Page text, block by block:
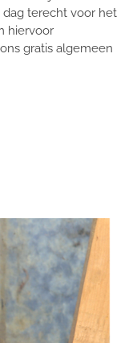
dag terecht voor het
hiervoor
gratis algemeen